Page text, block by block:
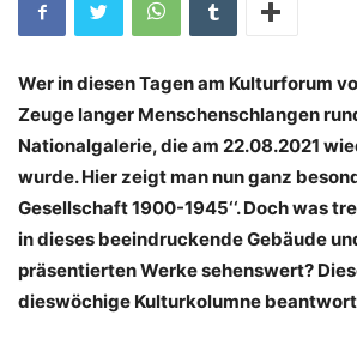
Wer in diesen Tagen am Kulturforum
Zeuge langer Menschenschlangen
Nationalgalerie, die am 22.08.2021
wurde. Hier zeigt man nun ganz
Gesellschaft 1900-1945‘‘. Doch was
in dieses beeindruckende Gebäude
präsentierten Werke sehenswert?
dieswöchige Kulturkolumne